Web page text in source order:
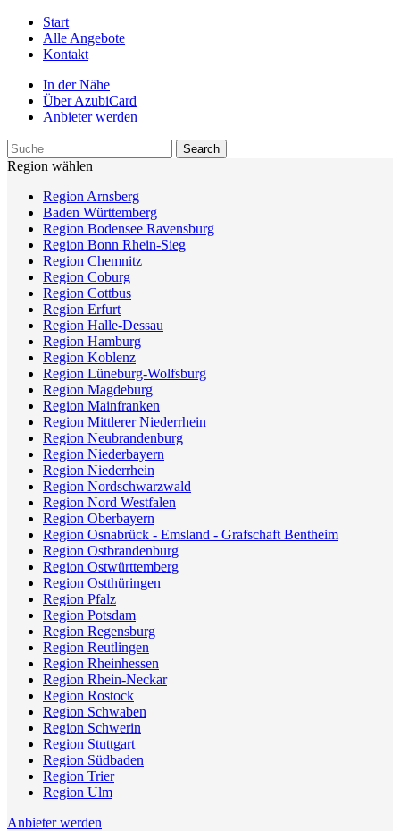
Start
Alle Angebote
Kontakt
In der Nähe
Über AzubiCard
Anbieter werden
Region wählen
Region Arnsberg
Baden Württemberg
Region Bodensee Ravensburg
Region Bonn Rhein-Sieg
Region Chemnitz
Region Coburg
Region Cottbus
Region Erfurt
Region Halle-Dessau
Region Hamburg
Region Koblenz
Region Lüneburg-Wolfsburg
Region Magdeburg
Region Mainfranken
Region Mittlerer Niederrhein
Region Neubrandenburg
Region Niederbayern
Region Niederrhein
Region Nordschwarzwald
Region Nord Westfalen
Region Oberbayern
Region Osnabrück - Emsland - Grafschaft Bentheim
Region Ostbrandenburg
Region Ostwürttemberg
Region Ostthüringen
Region Pfalz
Region Potsdam
Region Regensburg
Region Reutlingen
Region Rheinhessen
Region Rhein-Neckar
Region Rostock
Region Schwaben
Region Schwerin
Region Stuttgart
Region Südbaden
Region Trier
Region Ulm
Anbieter werden